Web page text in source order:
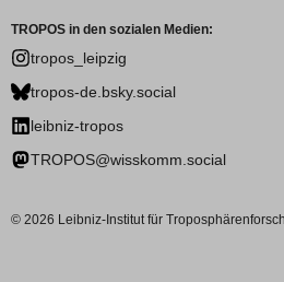
TROPOS in den sozialen Medien:
tropos_leipzig
tropos-de.bsky.social
leibniz-tropos
TROPOS@wisskomm.social
© 2026 Leibniz-Institut für